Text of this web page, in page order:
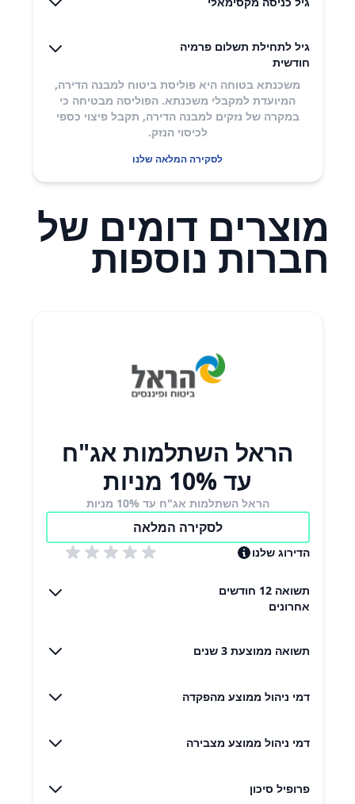
גיל לתחילת תשלום פרמיה
חודשית
משכנתא בטוחה היא פוליסת ביטוח למבנה הדירה,
המיועדת למקבלי משכנתא. הפוליסה מבטיחה כי
במקרה של נזקים למבנה הדירה, תקבל פיצוי כספי
לכיסוי הנזק.
לסקירה המלאה שלנו
מוצרים דומים של
חברות נוספות
הראל השתלמות אג"ח
עד 10% מניות
הראל השתלמות אג"ח עד 10% מניות
לסקירה המלאה
הדירוג שלנו
תשואה 12 חודשים
אחרונים
תשואה ממוצעת 3 שנים
דמי ניהול ממוצע מהפקדה
דמי ניהול ממוצע מצבירה
פרופיל סיכון